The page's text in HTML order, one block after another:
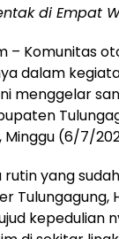
di Empat
– Komunitas
dalam
menggelar
Minggu (6/7/
yang
Tulungagung,